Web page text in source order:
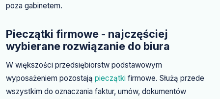
poza gabinetem.
Pieczątki firmowe - najczęściej
wybierane rozwiązanie do biura
W większości przedsiębiorstw podstawowym
wyposażeniem pozostają pieczątki firmowe. Służą przede
wszystkim do oznaczania faktur, umów, dokumentów